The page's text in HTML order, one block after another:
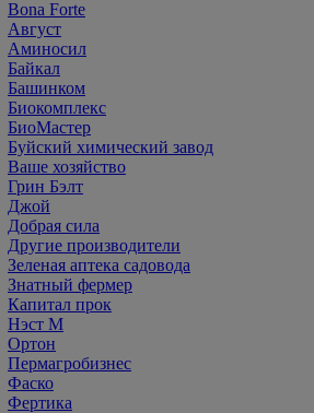
Bona Forte
Август
Аминосил
Байкал
Башинком
Биокомплекс
БиоМастер
Буйский химический завод
Ваше хозяйство
Грин Бэлт
Джой
Добрая сила
Другие производители
Зеленая аптека садовода
Знатный фермер
Капитал прок
Нэст М
Ортон
Пермагробизнес
Фаско
Фертика